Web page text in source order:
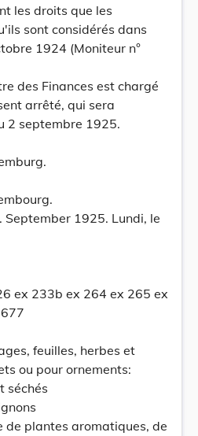
les droits que les
sont considérés dans
1924 (Moniteur n°
des Finances est chargé
arrêté, qui sera
2 septembre 1925.
September 1925. Lundi, le
ex 233b ex 264 ex 265 ex
feuilles, herbes et
ou pour ornements:
séchés
de plantes aromatiques, de